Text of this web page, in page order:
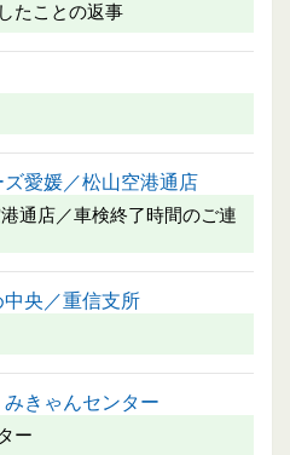
たことの返事
愛媛／松山空港通店
通店／車検終了時間のご連
央／重信支所
きゃんセンター
ー